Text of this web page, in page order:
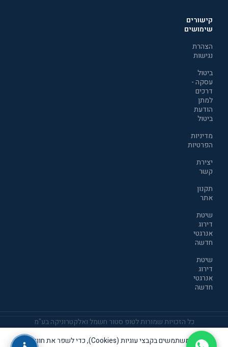
קישורים
שימושים
הצהרת
נגישות
ביטול
עסקה -
דרכים
למתן
הודעת
ביטול
מדיניות
הפרטיות
יצירת
קשר
תקנון
אתר
שיטת
דירוג
אנרגטי
חדשה
שיטת
דירוג
אנרגטי
חדשה
כל הזכויות שמורות לטופ סטור חשמל ואלקטרוניקה בע"מ
אנו משתמשים בקבצי עוגיות (Cookies), כדי לשפר את חוויית